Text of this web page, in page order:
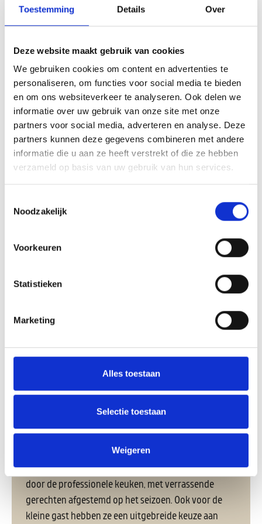
Toestemming Details Over
Deze website maakt gebruik van cookies
We gebruiken cookies om content en advertenties te
personaliseren, om functies voor social media te bieden
en om ons websiteverkeer te analyseren. Ook delen we
informatie over uw gebruik van onze site met onze
partners voor social media, adverteren en analyse. Deze
partners kunnen deze gegevens combineren met andere
informatie die u aan ze heeft verstrekt of die ze hebben
verzameld op basis van uw gebruik van hun services.
Noodzakelijk
Voorkeuren
Statistieken
Marketing
Alles toestaan
Selectie toestaan
Weigeren
Meer informatie over de Bokkesprong
Restaurant Pur Sang is gelegen aan de rand van de
Schoorlse duinen en op loopafstand van het nieuwe
strand dat is aangelegd voor de Hondsbossche- en
‘volbloed’ en ‘zuiver’ en dat is wat wij in ze met de
terras of een diner op niveau, eventueel begeleid
door zorgvuldig geselecteerde wijnen uit van de
uitgebreide wijnkaart. Laat je culinair verwennen
door de professionele keuken, met verrassende
gerechten afgestemd op het seizoen. Ook voor de
kleine gast hebben ze een uitgebreide keuze aan